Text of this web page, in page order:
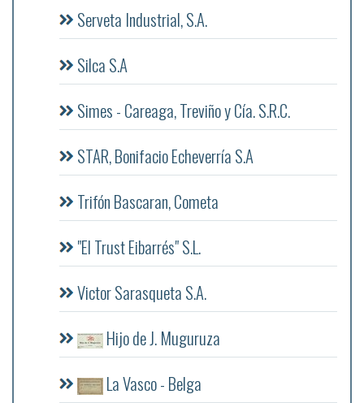
Serveta Industrial, S.A.
Silca S.A
Simes - Careaga, Treviño y Cía. S.R.C.
STAR, Bonifacio Echeverría S.A
Trifón Bascaran, Cometa
"El Trust Eibarrés" S.L.
Victor Sarasqueta S.A.
Hijo de J. Muguruza
La Vasco - Belga